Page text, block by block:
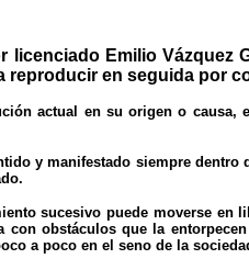
licenciado Emilio Vázquez
reproducir en seguida por
actual en su origen o
y manifestado siempre
sucesivo puede moverse
con obstáculos que la
a poco en el seno de la